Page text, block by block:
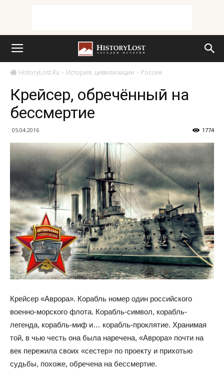
HistoryLost.Ru История, цивилизации Россия
Крейсер, обречённый на
бессмертие
05.04.2016 1774
Крейсер «Аврора». Корабль номер один российского
военно-морского флота. Корабль-символ, корабль-
легенда, корабль-миф и… корабль-проклятие. Хранимая
той, в чью честь она была наречена, «Аврора» почти на
век пережила своих «сестер» по проекту и прихотью
судьбы, похоже, обречена на бессмертие.